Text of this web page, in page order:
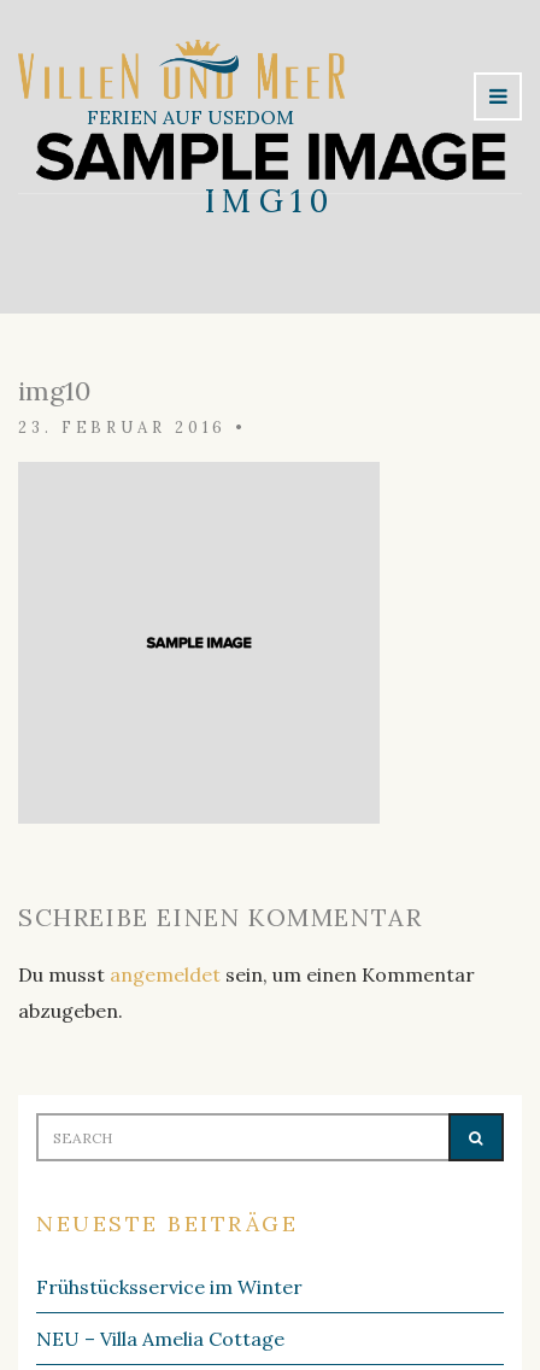
FERIEN AUF USEDOM
IMG10
img10
23. FEBRUAR 2016 •
SCHREIBE EINEN KOMMENTAR
Du musst angemeldet sein, um einen Kommentar
abzugeben.
Search
for:
NEUESTE BEITRÄGE
Frühstücksservice im Winter
NEU – Villa Amelia Cottage